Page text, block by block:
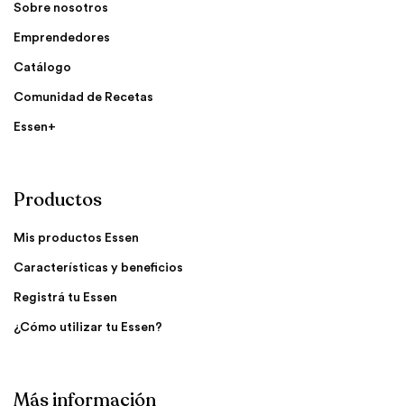
Sobre nosotros
Emprendedores
Catálogo
Comunidad de Recetas
Essen+
Productos
Mis productos Essen
Características y beneficios
Registrá tu Essen
¿Cómo utilizar tu Essen?
Más información